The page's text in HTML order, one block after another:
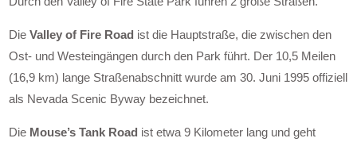
DieValley of Fire Road ist die Hauptstraße, die zwischen den
Ost- und Westeingängen durch den Park führt. Der 10,5 Meilen
(16,9 km) lange Straßenabschnitt wurde am 30. Juni 1995 offiziell
als Nevada Scenic Byway bezeichnet.
Die Mouse’s Tank Road ist etwa 9 Kilometer lang und geht